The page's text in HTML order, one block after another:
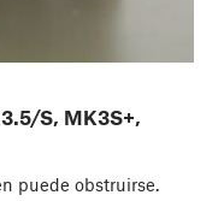
S, MK3S+,
puede obstruirse.